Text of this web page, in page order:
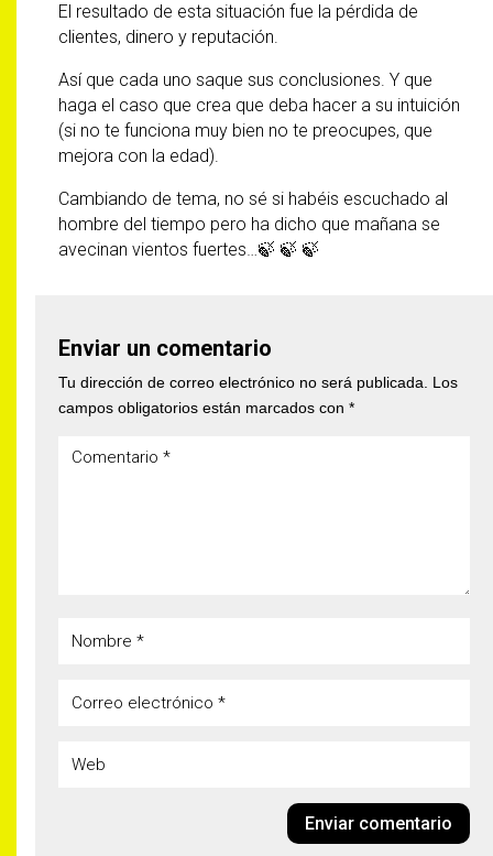
El resultado de esta situación fue la pérdida de
clientes, dinero y reputación.
Así que cada uno saque sus conclusiones. Y que
haga el caso que crea que deba hacer a su intuición
(si no te funciona muy bien no te preocupes, que
mejora con la edad).
Cambiando de tema, no sé si habéis escuchado al
hombre del tiempo pero ha dicho que mañana se
avecinan vientos fuertes…🍃 🍃 🍃
Enviar un comentario
Tu dirección de correo electrónico no será publicada.
Los
campos obligatorios están marcados con*
Enviar comentario